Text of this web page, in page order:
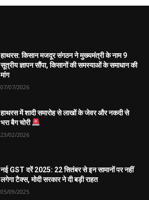
हाथरस: किसान मजदूर संगठन ने मुख्यमंत्री के नाम 9
सूत्रीय ज्ञापन सौंपा, किसानों की समस्याओं के समाधान की
मांग
07/07/2026
हाथरस में शादी समारोह से लाखों के जेवर और नकदी से
भरा बैग चोरी
23/02/2026
नई GST दरें 2025: 22 सितंबर से इन सामानों पर नहीं
लगेगा टैक्स, मोदी सरकार ने दी बड़ी राहत
05/09/2025